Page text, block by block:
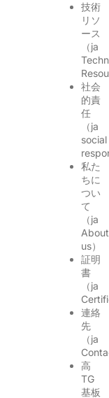
技術
リソ
ース
（ja
社会
的責
任
（ja
social
私た
ちに
つい
て
（ja
About
us）
証明
書
（ja
連絡
先
（ja
高
TG
基板